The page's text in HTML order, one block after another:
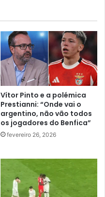
Vítor Pinto e a polémica
Prestianni: “Onde vai o
argentino, não vão todos
os jogadores do Benfica”
fevereiro 26, 2026